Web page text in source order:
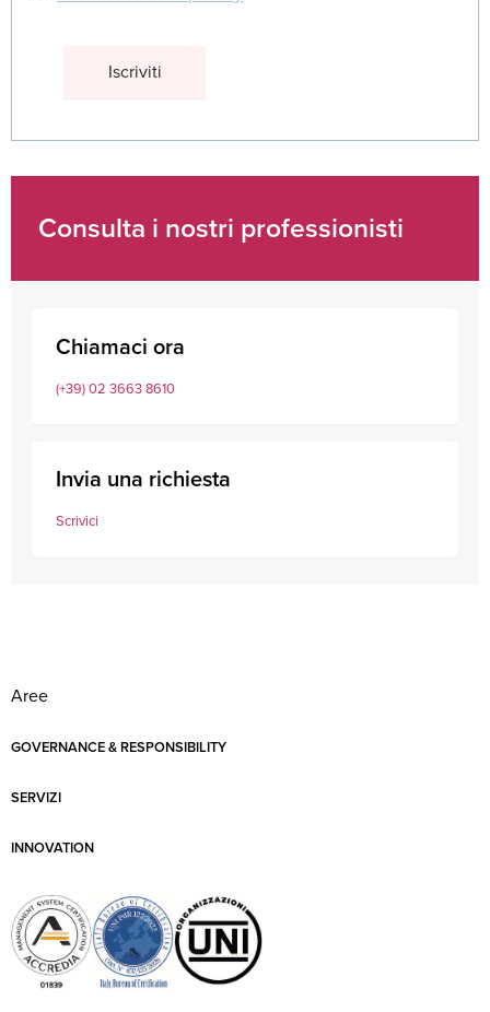
Consulta i nostri professionisti
Chiamaci ora
(+39) 02 3663 8610
Invia una richiesta
Scrivici
Aree
GOVERNANCE & RESPONSIBILITY
SERVIZI
INNOVATION